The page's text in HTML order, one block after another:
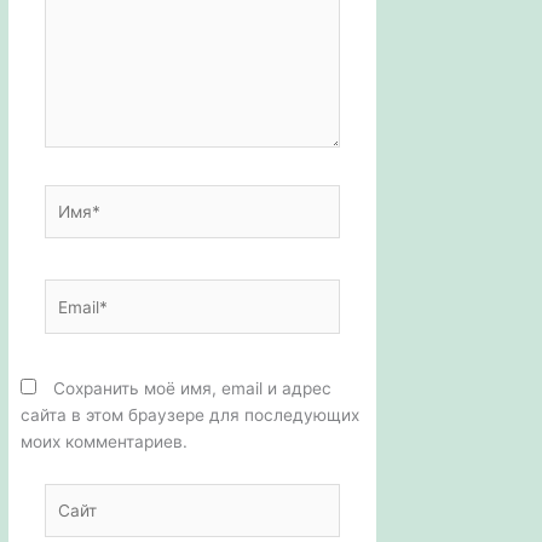
Сохранить моё имя, email и адрес
сайта в этом браузере для последующих
моих комментариев.